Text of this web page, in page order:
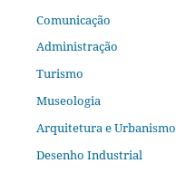
Comunicação
Administração
Turismo
Museologia
Arquitetura e Urbanismo
Desenho Industrial